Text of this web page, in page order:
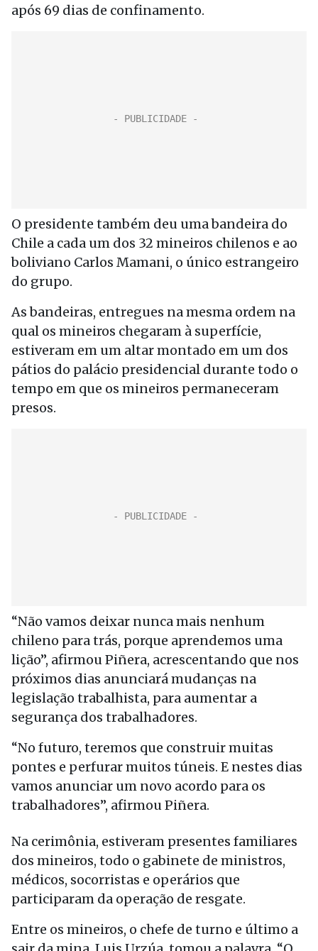
após 69 dias de confinamento.
O presidente também deu uma bandeira do
Chile a cada um dos 32 mineiros chilenos e ao
boliviano Carlos Mamani, o único estrangeiro
do grupo.
As bandeiras, entregues na mesma ordem na
qual os mineiros chegaram à superfície,
estiveram em um altar montado em um dos
pátios do palácio presidencial durante todo o
tempo em que os mineiros permaneceram
presos.
“Não vamos deixar nunca mais nenhum
chileno para trás, porque aprendemos uma
lição”, afirmou Piñera, acrescentando que nos
próximos dias anunciará mudanças na
legislação trabalhista, para aumentar a
segurança dos trabalhadores.
“No futuro, teremos que construir muitas
pontes e perfurar muitos túneis. E nestes dias
vamos anunciar um novo acordo para os
trabalhadores”, afirmou Piñera.
Na cerimônia, estiveram presentes familiares
dos mineiros, todo o gabinete de ministros,
médicos, socorristas e operários que
participaram da operação de resgate.
Entre os mineiros, o chefe de turno e último a